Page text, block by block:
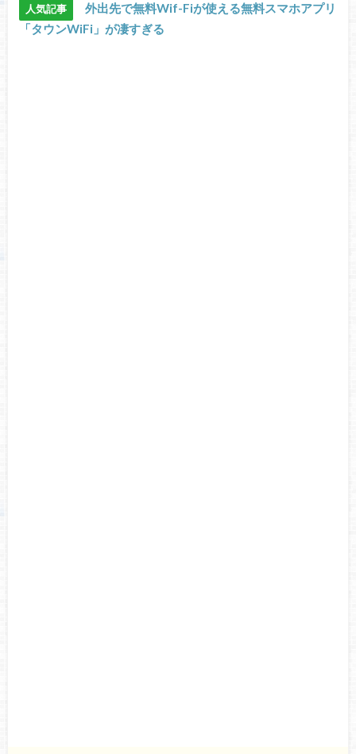
人気記事
外出先で無料Wif-Fiが使える無料スマホアプリ
「タウンWiFi」が凄すぎる